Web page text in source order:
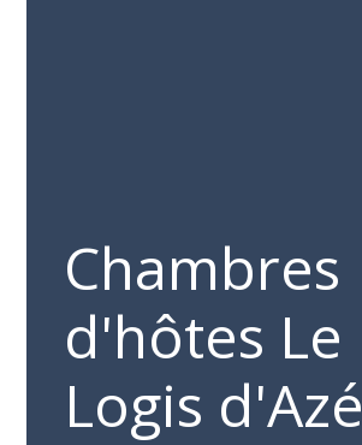
Chambres
d'hôtes Le
Logis d'Azé